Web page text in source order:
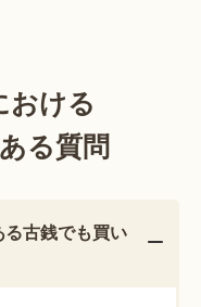
おける
る質問
古銭でも買い